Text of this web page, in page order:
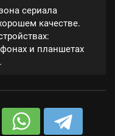
сериала
качестве.
и планшетах